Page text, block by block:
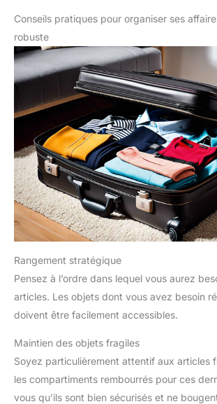
Conseils pratiques pour organiser ses
robuste
Rangement stratégique
Pensez à l’ordre dans lequel vous aurez
articles. Les objets dont vous avez besoin
doivent être facilement accessibles.
Maintien des objets fragiles
Soyez particulièrement attentif aux articles
les compartiments rembourrés pour ces
vous qu’ils sont bien sécurisés et ne